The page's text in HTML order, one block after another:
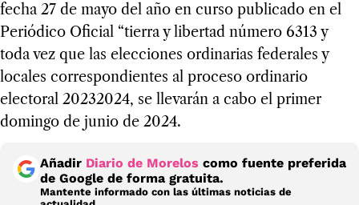
fecha 27 de mayo del año en curso publicado en el
Periódico Oficial “tierra y libertad número 6313 y
toda vez que las elecciones ordinarias federales y
locales correspondientes al proceso ordinario
electoral 20232024, se llevarán a cabo el primer
domingo de junio de 2024.
Añadir Diario de Morelos como fuente preferida
de Google de forma gratuita.
Mantente informado con las últimas noticias de